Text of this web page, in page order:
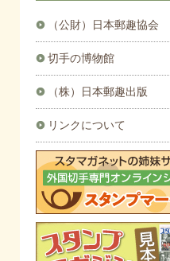
（公財）日本郵趣協会
切手の博物館
（株）日本郵趣出版
リンクについて